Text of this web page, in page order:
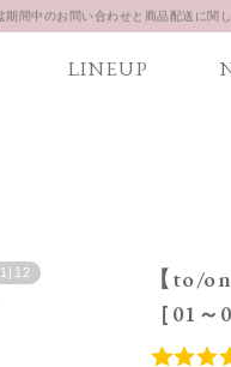
お得な定期購入コースはこちら
LINEUP
1 | 12
【to/
［01